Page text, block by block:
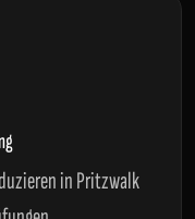
in Pritzwalk